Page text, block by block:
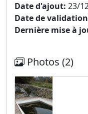
Date d'ajout: 23/
Date de
Dernière mise à
Photos (2)